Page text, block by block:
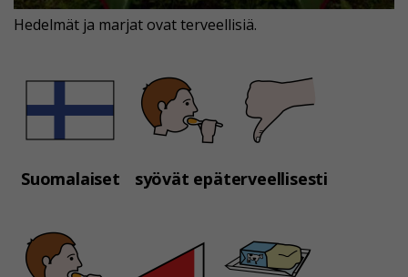
Suomalaiset syövät epäterveellisesti
Hedelmät ja marjat ovat terveellisiä.